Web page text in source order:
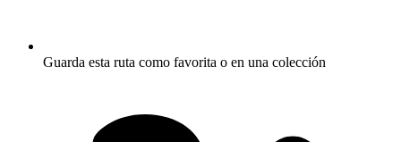
Guarda esta ruta como favorita o en una colección